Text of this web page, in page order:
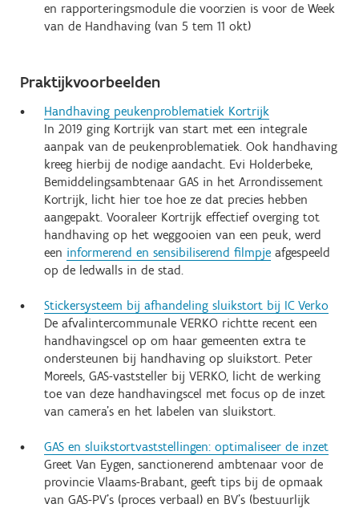
en rapporteringsmodule die voorzien is voor de Week
van de Handhaving (van 5 tem 11 okt)
Praktijkvoorbeelden
Handhaving peukenproblematiek Kortrijk
In 2019 ging Kortrijk van start met een integrale
aanpak van de peukenproblematiek. Ook handhaving
kreeg hierbij de nodige aandacht. Evi Holderbeke,
Bemiddelingsambtenaar GAS in het Arrondissement
Kortrijk, licht hier toe hoe ze dat precies hebben
aangepakt. Vooraleer Kortrijk effectief overging tot
handhaving op het weggooien van een peuk, werd
een informerend en sensibiliserend filmpje afgespeeld
op de ledwalls in de stad.
Stickersysteem bij afhandeling sluikstort bij IC Verko
De afvalintercommunale VERKO richtte recent een
handhavingscel op om haar gemeenten extra te
ondersteunen bij handhaving op sluikstort. Peter
Moreels, GAS-vaststeller bij VERKO, licht de werking
toe van deze handhavingscel met focus op de inzet
van camera’s en het labelen van sluikstort.
GAS en sluikstortvaststellingen: optimaliseer de inzet
Greet Van Eygen, sanctionerend ambtenaar voor de
provincie Vlaams-Brabant, geeft tips bij de opmaak
van GAS-PV’s (proces verbaal) en BV’s (bestuurlijk